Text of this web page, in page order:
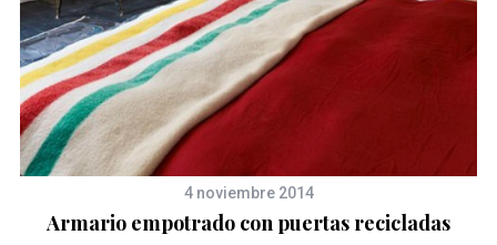
4 noviembre 2014
Armario empotrado con puertas recicladas